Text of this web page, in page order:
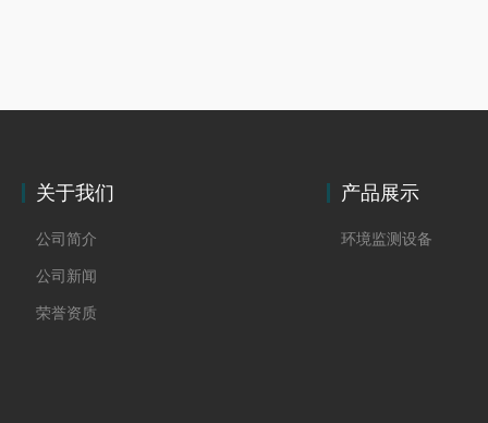
关于我们
公司简介
公司新闻
荣誉资质
产品展示
环境监测设备